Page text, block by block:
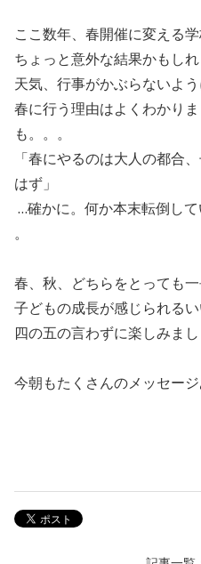
ここ数年、春開催に変える学
ちょっと意外な結果かもしれ
天気、行事がかぶらないよ
春に行う理由はよくわかり
も。。。
「春にやるのは大人の都合
はず」
…確かに。何か本末転倒し
。
春、秋、どちらをとっても一
子どもの成長が感じられるい
四の五の言わずに楽しみまし
今朝もたくさんのメッセー